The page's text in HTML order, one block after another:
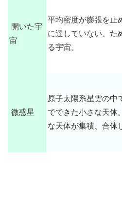
開いた宇
宙
平均密度が膨張を止
に達していない、た
る宇宙。
微惑星
原子太陽系星雲の中
でできた小さな天体
な天体が集積、合体